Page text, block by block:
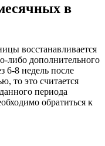
в
восстанавливается
либо дополнительного
6-8 недель после
то это считается
периода
обратиться к